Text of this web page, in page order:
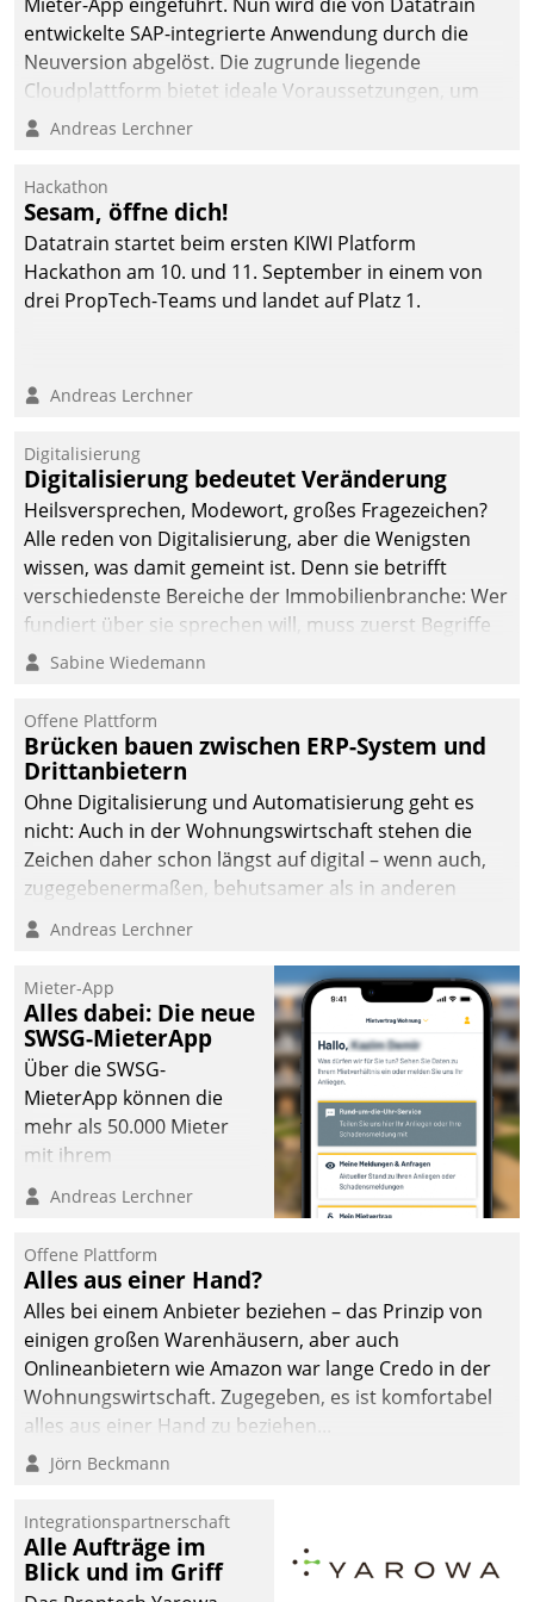
entwickelte SAP-integrierte Anwendung durch die
Neuversion abgelöst. Die zugrunde liegende
Cloudplattform bietet ideale Voraussetzungen, um
die Funktionalität der App zu erweitern und weitere
integrieren.
Andreas Lerchner
Hackathon
Sesam, öffne dich!
Datatrain startet beim ersten KIWI Platform
Hackathon am 10. und 11. September in einem von
drei PropTech-Teams und landet auf Platz 1.
Andreas Lerchner
Digitalisierung
Digitalisierung bedeutet Veränderung
Heilsversprechen, Modewort, großes Fragezeichen?
Alle reden von Digitalisierung, aber die Wenigsten
wissen, was damit gemeint ist. Denn sie betrifft
verschiedenste Bereiche der Immobilienbranche: Wer
fundiert über sie sprechen will, muss zuerst Begriffe
klären. Ein Aspekt ist die betriebliche Optimierung:
Einsparungen durch optimierte und automatisierte
Prozesse. Doch man darf nicht zu viel erwarten: Allein
mit der Einführung einer neuen Software ist es nicht
getan. Die Digitalisierung erfordert von Unternehmen
die Bereitschaft, sich zu überprüfen, zu hinterfragen
und zu verändern.
Sabine Wiedemann
Offene Plattform
Brücken bauen zwischen ERP-System und
Drittanbietern
Ohne Digitalisierung und Automatisierung geht es
nicht: Auch in der Wohnungswirtschaft stehen die
Zeichen daher schon längst auf digital – wenn auch,
zugegebenermaßen, behutsamer als in anderen
Branchen.
Andreas Lerchner
Mieter-App
Alles dabei: Die neue
SWSG-MieterApp
Über die SWSG-
MieterApp können die
mehr als 50.000 Mieter
mit ihrem
Wohnungsunternehmen
kommunizieren, auf dem
einsehen und ändern
oder
Schadensmeldungen
abgeben – rund um die
Uhr.
Andreas Lerchner
Offene Plattform
Alles aus einer Hand?
Alles bei einem Anbieter beziehen – das Prinzip von
einigen großen Warenhäusern, aber auch
Onlineanbietern wie Amazon war lange Credo in der
Wohnungswirtschaft. Zugegeben, es ist komfortabel
alles aus einer Hand zu beziehen...
Jörn Beckmann
Integrationspartnerschaft
Alle Aufträge im
Blick und im Griff